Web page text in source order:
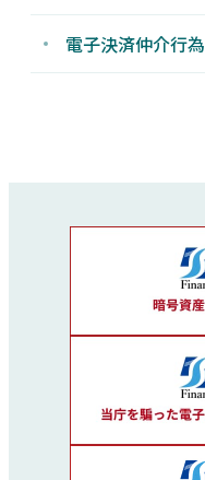
電子決済仲介行為